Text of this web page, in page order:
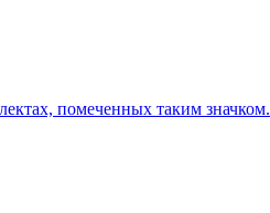
помеченных таким значком.